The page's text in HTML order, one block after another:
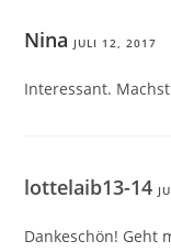
Nina JULI 12, 2017
Interessant.
lottelaib13-14
Dankeschön! Geht